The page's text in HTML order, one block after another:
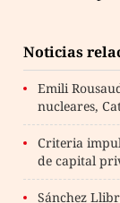
Noticias
Emili
nucleares,
Criteria
de capital
Sánchez